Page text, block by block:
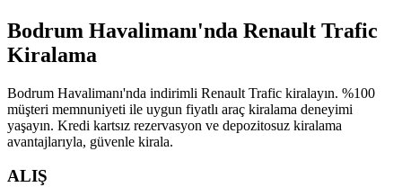
Bodrum Havalimanı'nda Renault Trafic
Kiralama
Bodrum Havalimanı'nda indirimli Renault Trafic kiralayın. %100
müşteri memnuniyeti ile uygun fiyatlı araç kiralama deneyimi
yaşayın. Kredi kartsız rezervasyon ve depozitosuz kiralama
avantajlarıyla, güvenle kirala.
ALIŞ